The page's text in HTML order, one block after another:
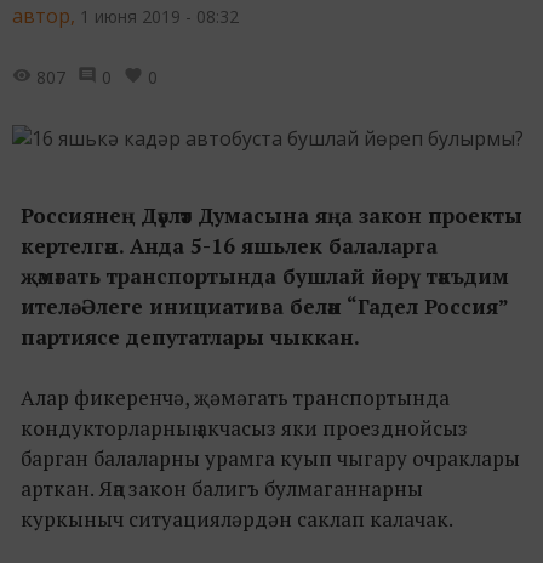
автор, 1 июня 2019 - 08:32
807 0 0
Россиянең Дәүләт Думасына яңа закон проекты
кертелгән. Анда 5-16 яшьлек балаларга
җәмәгать транспортында бушлай йөрү тәкъдим
ителә. Әлеге инициатива белән “Гадел Россия”
партиясе депутатлары чыккан.
Алар фикеренчә, җәмәгать транспортында
кондукторларның акчасыз яки проезднойсыз
барган балаларны урамга куып чыгару очраклары
арткан. Яңа закон балигъ булмаганнарны
куркыныч ситуацияләрдән саклап калачак.